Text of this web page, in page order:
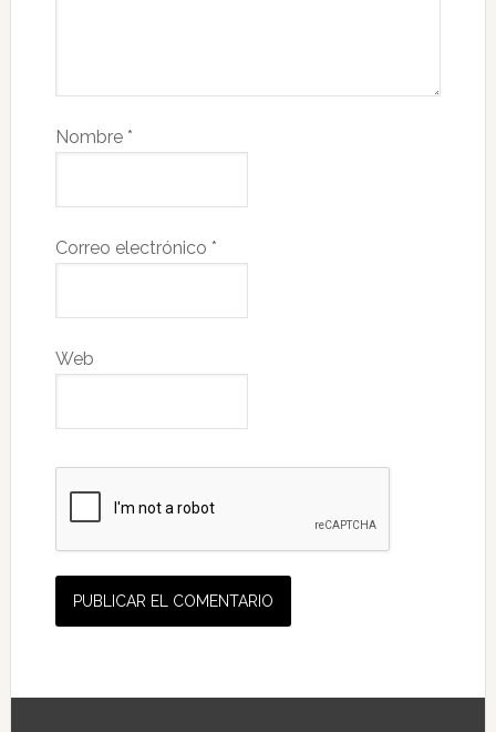
Nombre *
Correo electrónico *
Web